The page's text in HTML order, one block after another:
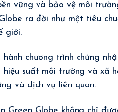
vững và bảo vệ môi
ra đời như một tiêu
giới.
chương trình chứng
hiệu suất môi trường và xã
và dịch vụ liên quan.